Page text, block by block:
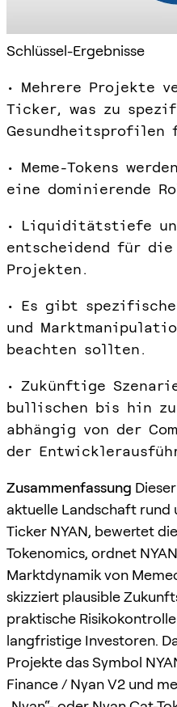
Schlüssel-Ergebnisse
• Mehrere Projekte
Ticker, was zu
Gesundheitsprofilen
• Meme-Tokens
eine dominierende
• Liquiditätstiefe
entscheidend für die
Projekten.
• Es gibt
und
beachten sollten.
• Zukünftige
bullischen bis hin
abhängig von der
der
Zusammenfassung
aktuelle Landschaft rund
Ticker NYAN, bewertet
Tokenomics, ordnet
Marktdynamik von
skizziert plausible
praktische
langfristige Investoren.
Projekte das Symbol
Finance / Nyan V2 und